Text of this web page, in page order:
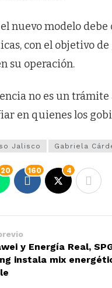
nuevo modelo
con el objetivo
su operación.
no es un
en quienes los
Jalisco Gabriela
20 160 4
y Energía Real,
instala mix